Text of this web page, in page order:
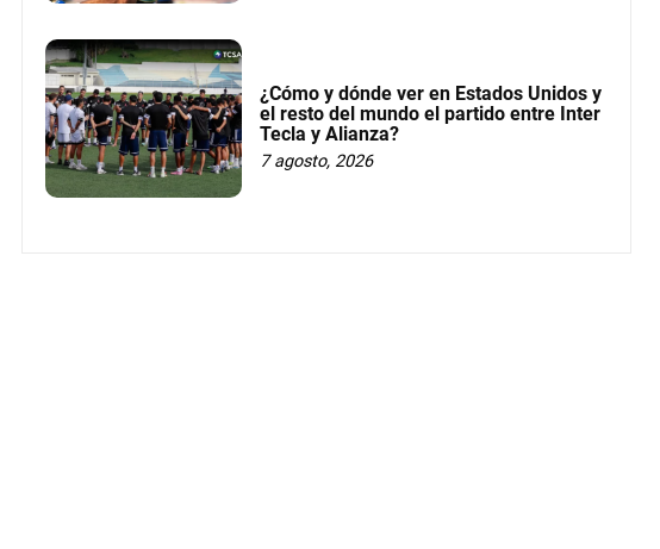
¿Cómo y dónde ver en Estados Unidos y
el resto del mundo el partido entre Inter
Tecla y Alianza?
7 agosto, 2026